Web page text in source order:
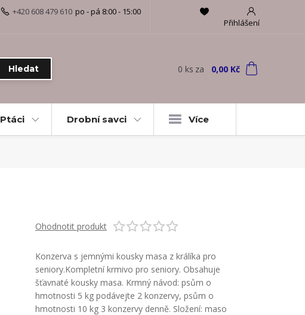
Přihlášení
Hledat
+420 608 479 610 po - pá 8:00 - 15:00
0 ks za 0,00 Kč
Ptáci Drobní savci Více
Ohodnotit produkt
Konzerva s jemnými kousky masa z králíka pro
seniory.Kompletní krmivo pro seniory. Obsahuje
šťavnaté kousky masa. Krmný návod: psům o
hmotnosti 5 kg podávejte 2 konzervy, psům o
hmotnosti 10 kg 3 konzervy denně. Složení: maso